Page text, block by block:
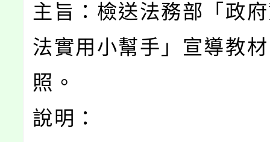
主旨：檢送法務部「政
法實用小幫手」宣導教
照。
說明：